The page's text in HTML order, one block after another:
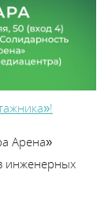
Арена»
инженерных